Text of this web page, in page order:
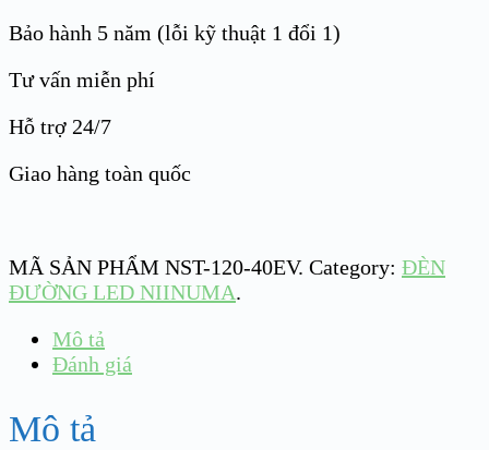
Bảo hành 5 năm (lỗi kỹ thuật 1 đổi 1)
Tư vấn miễn phí
Hỗ trợ 24/7
Giao hàng toàn quốc
MÃ SẢN PHẨM NST-120-40EV. Category: ĐÈN
ĐƯỜNG LED NIINUMA.
Mô tả
Đánh giá
Mô tả